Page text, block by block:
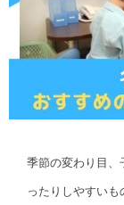
季節の変わり目、
ったりしやすいも